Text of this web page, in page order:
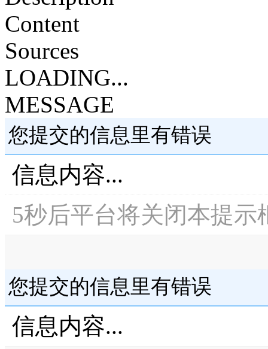
Content
Sources
LOADING...
MESSAGE
您提交的信息里有错误
信息内容...
5秒后平台将关闭本提示
您提交的信息里有错误
信息内容...